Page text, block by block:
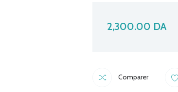
2,300.00 DA
Comparer